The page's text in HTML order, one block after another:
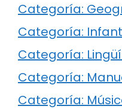
Categoría:
Categoría:
Categoría:
Categoría:
Categoría: